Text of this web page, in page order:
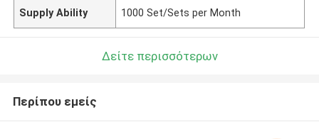
Supply Ability 1000 Set/Sets per Month
Δείτε περισσότερων
Περίπου εμείς